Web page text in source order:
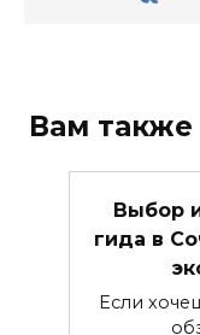
Вам также
Выбор
гида в
Если